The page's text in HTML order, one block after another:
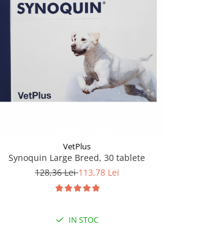
VetPlus
Synoquin Large Breed, 30 tablete
128,36 Lei113,78 Lei
IN STOC